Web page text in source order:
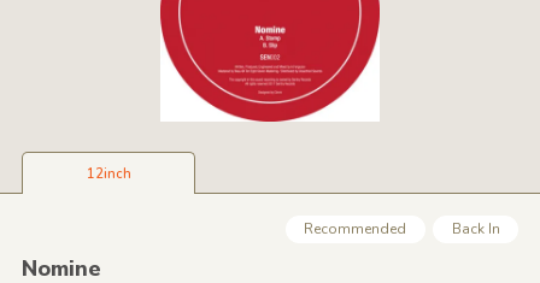
12inch
Recommended Back In
Nomine